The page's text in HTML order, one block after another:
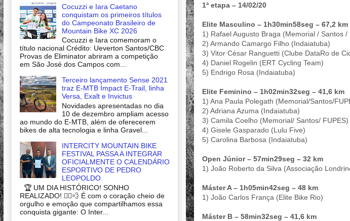
1ª etapa – 14/02/20
Elite Masculino – 1h30min58seg – 67,2 km
1) Rafael Augusto Braga (Memorial / Santos /
2) Armando Camargo Filho (Indaiatuba)
3) Vitor César Ranguetti (Clube DataRo de
4) Daniel Rogelin (ERT Cycling Team)
5) Endrigo Rosa (Indaiatuba)
Elite Feminino – 1h02min32seg – 41,6 km
1) Ana Paula Polegath (Memorial/Santos/
2) Adriana Azuma (Indaiatuba)
3) Camila Coelho (Memorial/ Santos/ FUPES)
4) Gisele Gasparado (Lulu Five)
5) Carolina Barbosa (Indaiatuba)
Open Júnior – 57min29seg – 32 km
1) João Roberto da Silva (Associação
Máster A – 1h05min42seg – 48 km
1) João Carlos França (Elite Bike Rio)
Máster B – 58min32seg – 41,6 km
Cocuzzi e Iara Caetano
conquistam os primeiros títulos
do Campeonato Brasileiro de
Mountain Bike XC 2026
Cocuzzi e Iara comemoram o
título nacional Crédito: Ueverton Santos/CBC
Provas de Eliminator abriram a competição
em São José dos Campos com...
Terceiro lançamento Sense 2021
traz E-MTB Impact E-Trail, linha
Versa, Exalt e Invictus
Novidades apresentadas no dia
10 de dezembro ampliam acesso
ao mundo do E-MTB, além de oferecerem
bikes de alta tecnologia e linha Gravel...
INTERCITY MOUNTAIN BIKE
FESTIVAL PASSA A INTEGRAR
OFICIALMENTE O CALENDÁRIO
ESPORTIVO DE PEDRO
LEOPOLDO
🏆 UM DIA HISTÓRICO! SONHO
REALIZADO! 🚴‍♂️💨 É com o coração cheio de
orgulho e emoção que compartilhamos essa
conquista gigante: O Inter...